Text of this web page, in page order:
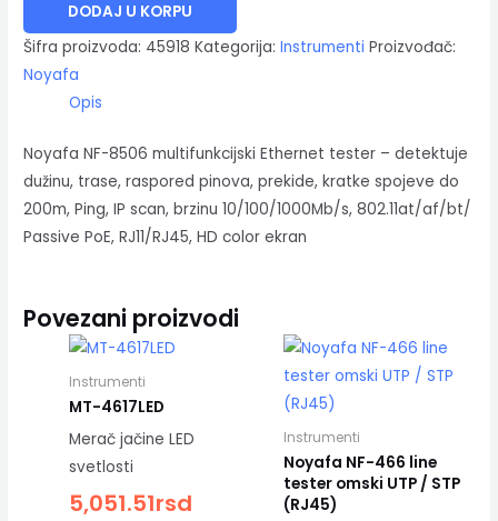
DODAJ U KORPU
Šifra proizvoda: 45918 Kategorija:Instrumenti Proizvođač:
Noyafa
Opis
Noyafa NF-8506 multifunkcijski Ethernet tester – detektuje
dužinu, trase, raspored pinova, prekide, kratke spojeve do
200m, Ping, IP scan, brzinu 10/100/1000Mb/s, 802.11at/af/bt/
Passive PoE, RJ11/RJ45, HD color ekran
Povezani proizvodi
Instrumenti
MT-4617LED
Merač jačine LED
svetlosti
5,051.51rsd
Instrumenti
Noyafa NF-466 line
tester omski UTP / STP
(RJ45)